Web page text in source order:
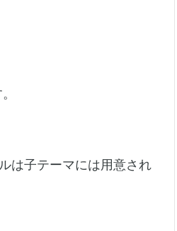
は子テーマには用意され